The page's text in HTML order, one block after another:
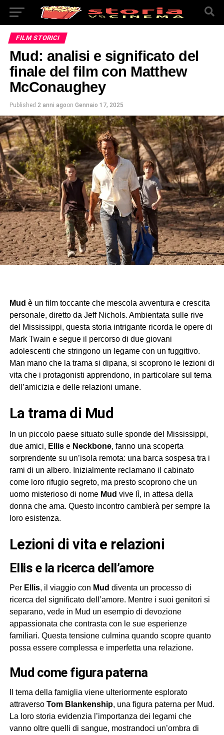
FILM STORICI
Mud: analisi e significato del
finale del film con Matthew
McConaughey
Published 2 anni agoon Gennaio 17, 2025
Mud è un film toccante che mescola avventura e crescita
personale, diretto da Jeff Nichols. Ambientata sulle rive
del Mississippi, questa storia intrigante ricorda le opere di
Mark Twain e segue il percorso di due giovani
adolescenti che stringono un legame con un fuggitivo.
Man mano che la trama si dipana, si scoprono le lezioni di
vita che i protagonisti apprendono, in particolare sul tema
dell’amicizia e delle relazioni umane.
La trama di Mud
In un piccolo paese situato sulle sponde del Mississippi,
due amici, Ellise Neckbone, fanno una scoperta
sorprendente su un’isola remota: una barca sospesa tra i
rami di un albero. Inizialmente reclamano il cabinato
come loro rifugio segreto, ma presto scoprono che un
uomo misterioso di nome Mud vive lì, in attesa della
donna che ama. Questo incontro cambierà per sempre la
loro esistenza.
Lezioni di vita e relazioni
Ellis e la ricerca dell’amore
Per Ellis, il viaggio con Mud diventa un processo di
ricerca del significato dell’amore. Mentre i suoi genitori si
separano, vede in Mud un esempio di devozione
appassionata che contrasta con le sue esperienze
familiari. Questa tensione culmina quando scopre quanto
possa essere complessa e imperfetta una relazione.
Mud come figura paterna
Il tema della famiglia viene ulteriormente esplorato
attraverso Tom Blankenship, una figura paterna per Mud.
La loro storia evidenzia l’importanza dei legami che
vanno oltre quelli di sangue, mostrandoci un’ombra di